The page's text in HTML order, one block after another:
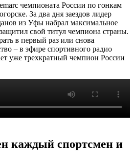
чемпионата России по гонкам
За два дня заездов лидер
из Уфы набрал максимальное
свой титул чемпиона страны.
в первый раз или снова
– в эфире спортивного радио
уже трехкратный чемпион России
каждый спортсмен и